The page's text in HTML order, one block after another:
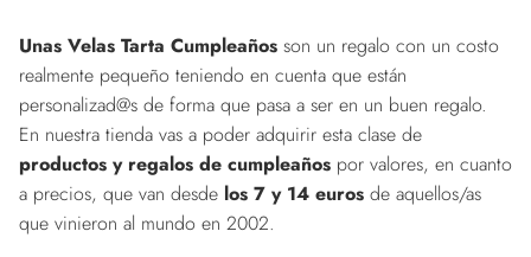
Unas Velas Tarta Cumpleaños son un regalo con un costo
realmente pequeño teniendo en cuenta que están
personalizad@s de forma que pasa a ser en un buen regalo.
En nuestra tienda vas a poder adquirir esta clase de
productos y regalos de cumpleaños por valores, en cuanto
a precios, que van desde los 7 y 14 euros de aquellos/as
que vinieron al mundo en 2002.